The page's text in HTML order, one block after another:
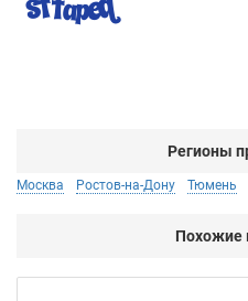
Регионы
Москва Ростов-на-Дону Тюмень
Похожие